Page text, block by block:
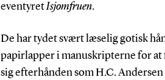
eventyret Isjomfruen.
De har tydet svært læselig gotisk
papirlapper i manuskripterne for at
sig efterhånden som H.C.